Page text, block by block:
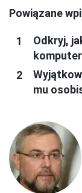
Powiązane
Odkryj,
mu